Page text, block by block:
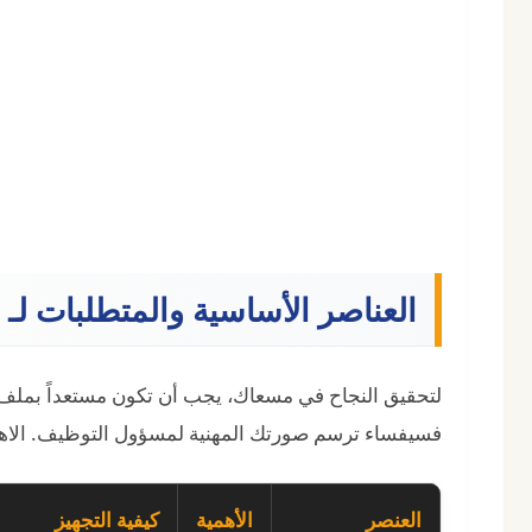
العناصر الأساسية
لتحقيق النجاح في مسعاك، يجب أن تكون مستعداً
فسيفساء ترسم صورتك المهنية لمسؤول التوظيف.
العنصر الأهمية كيفية التجهيز